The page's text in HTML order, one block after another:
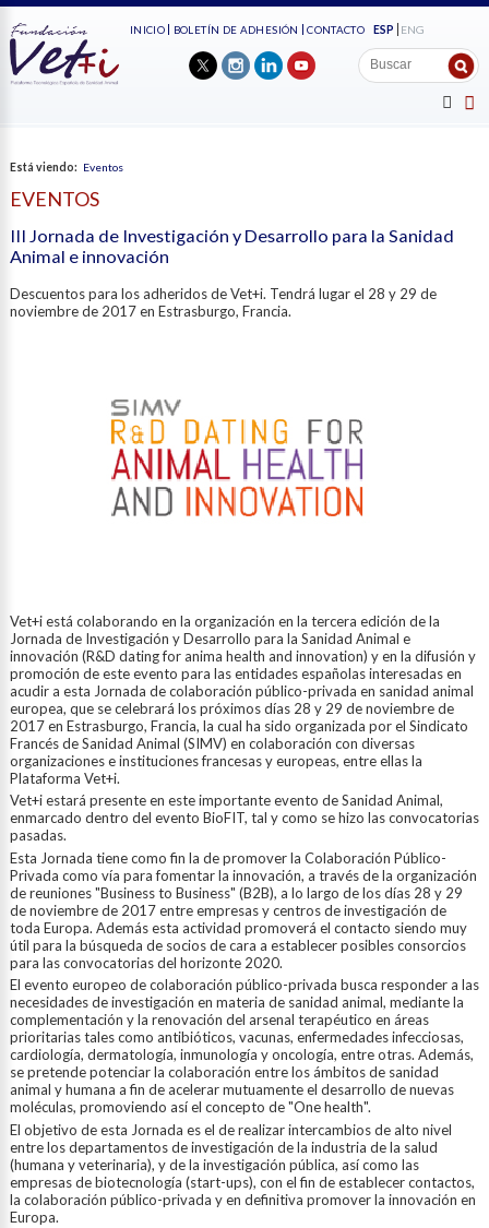
INICIO BOLETÍN DE ADHESIÓN CONTACTO ESP ENG
Está viendo: Eventos
EVENTOS
III Jornada de Investigación y Desarrollo para la Sanidad
Animal e innovación
Descuentos para los adheridos de Vet+i. Tendrá lugar el 28 y 29 de
noviembre de 2017 en Estrasburgo, Francia.
Vet+i está colaborando en la organización en la tercera edición de la
Jornada de Investigación y Desarrollo para la Sanidad Animal e
innovación (R&D dating for anima health and innovation) y en la difusión y
promoción de este evento para las entidades españolas interesadas en
acudir a esta Jornada de colaboración público-privada en sanidad animal
europea, que se celebrará los próximos días 28 y 29 de noviembre de
2017 en Estrasburgo, Francia, la cual ha sido organizada por el Sindicato
Francés de Sanidad Animal (SIMV) en colaboración con diversas
organizaciones e instituciones francesas y europeas, entre ellas la
Plataforma Vet+i.
Vet+i estará presente en este importante evento de Sanidad Animal,
enmarcado dentro del evento BioFIT, tal y como se hizo las convocatorias
pasadas.
Esta Jornada tiene como fin la de promover la Colaboración Público-
Privada como vía para fomentar la innovación, a través de la organización
de reuniones "Business to Business" (B2B), a lo largo de los días 28 y 29
de noviembre de 2017 entre empresas y centros de investigación de
toda Europa. Además esta actividad promoverá el contacto siendo muy
útil para la búsqueda de socios de cara a establecer posibles consorcios
para las convocatorias del horizonte 2020.
El evento europeo de colaboración público-privada busca responder a las
necesidades de investigación en materia de sanidad animal, mediante la
complementación y la renovación del arsenal terapéutico en áreas
prioritarias tales como antibióticos, vacunas, enfermedades infecciosas,
cardiología, dermatología, inmunología y oncología, entre otras. Además,
se pretende potenciar la colaboración entre los ámbitos de sanidad
animal y humana a fin de acelerar mutuamente el desarrollo de nuevas
moléculas, promoviendo así el concepto de "One health".
El objetivo de esta Jornada es el de realizar intercambios de alto nivel
entre los departamentos de investigación de la industria de la salud
(humana y veterinaria), y de la investigación pública, así como las
empresas de biotecnología (start-ups), con el fin de establecer contactos,
la colaboración público-privada y en definitiva promover la innovación en
Europa.